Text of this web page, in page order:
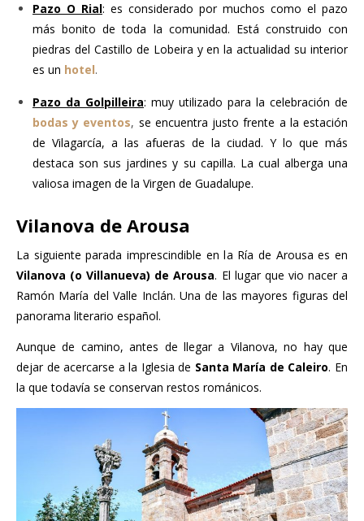
Pazo O Rial: es considerado por muchos como el pazo
más bonito de toda la comunidad. Está construido con
piedras del Castillo de Lobeira y en la actualidad su interior
es un hotel.
Pazo da Golpilleira: muy utilizado para la celebración de
bodas y eventos, se encuentra justo frente a la estación
de Vilagarcía, a las afueras de la ciudad. Y lo que más
destaca son sus jardines y su capilla. La cual alberga una
valiosa imagen de la Virgen de Guadalupe.
Vilanova de Arousa
La siguiente parada imprescindible en la Ría de Arousa es en
Vilanova (o Villanueva) de Arousa. El lugar que vio nacer a
Ramón María del Valle Inclán. Una de las mayores figuras del
panorama literario español.
Aunque de camino, antes de llegar a Vilanova, no hay que
dejar de acercarse a la Iglesia de Santa María de Caleiro. En
la que todavía se conservan restos románicos.